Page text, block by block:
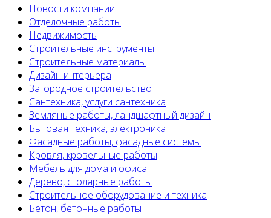
Новости компании
Отделочные работы
Недвижимость
Строительные инструменты
Строительные материалы
Дизайн интерьера
Загородное строительство
Сантехника, услуги сантехника
Земляные работы, ландшафтный дизайн
Бытовая техника, электроника
Фасадные работы, фасадные системы
Кровля, кровельные работы
Мебель для дома и офиса
Дерево, столярные работы
Строительное оборудование и техника
Бетон, бетонные работы